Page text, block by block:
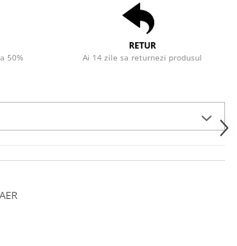
50%
RETUR
Ai 14 zile sa returnezi produsul